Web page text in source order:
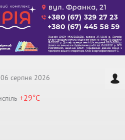
06 серпня 2026
+29°C